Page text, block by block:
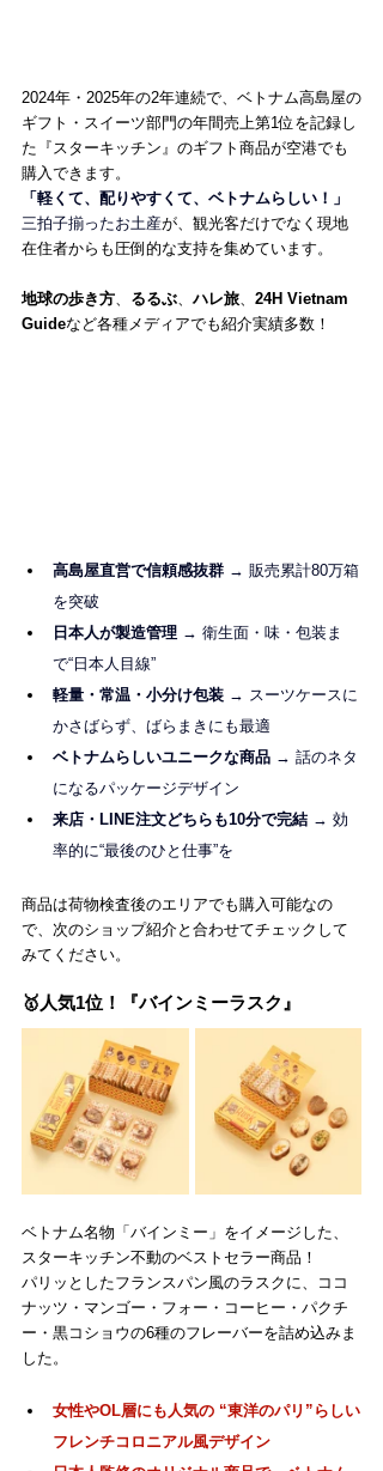
2024年・2025年の2年連続で、ベトナム高島屋の
ギフト・スイーツ部門の年間売上第1位を記録し
た『スターキッチン』のギフト商品が空港でも
購入できます。
「軽くて、配りやすくて、ベトナムらしい！」
三拍子揃ったお土産が、観光客だけでなく現地
在住者からも圧倒的な支持を集めています。
地球の歩き方 るるぶ ハレ旅
24H Vietnam
Guideなど各種メディアでも紹介実績多数！
高島屋直営で信頼感抜群 → 販売累計80万箱
を突破
日本人が製造管理 → 衛生面・味・包装ま
で“日本人目線”
軽量・常温・小分け包装 → スーツケースに
かさばらず、ばらまきにも最適
ベトナムらしいユニークな商品 → 話のネタ
になるパッケージデザイン
来店・LINE注文どちらも10分で完結 → 効
率的に“最後のひと仕事”を
商品は荷物検査後のエリアでも購入可能なの
で、次のショップ紹介と合わせてチェックして
みてください。
🥇人気1位！『バインミーラスク』
ベトナム名物「バインミー」をイメージした、
スターキッチン不動のベストセラー商品！
パリッとしたフランスパン風のラスクに、ココ
ナッツ・マンゴー・フォー・コーヒー・パクチ
ー・黒コショウの6種のフレーバーを詰め込みま
した。
女性やOL層にも人気の “東洋のパリ”らしい
フレンチコロニアル風デザイン